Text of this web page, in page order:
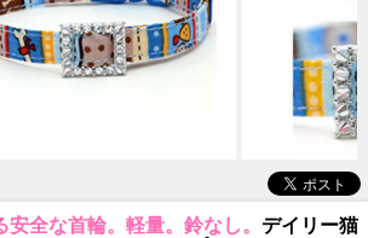
全な首輪。軽量。鈴なし。 デイリー猫